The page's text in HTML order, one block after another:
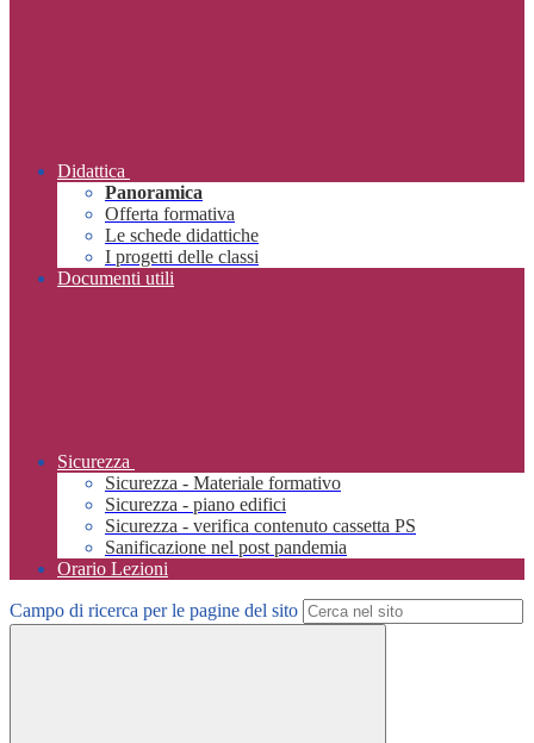
Didattica
Panoramica
Offerta formativa
Le schede didattiche
I progetti delle classi
Documenti utili
Sicurezza
Sicurezza - Materiale formativo
Sicurezza - piano edifici
Sicurezza - verifica contenuto cassetta PS
Sanificazione nel post pandemia
Orario Lezioni
Campo di ricerca per le pagine del sito